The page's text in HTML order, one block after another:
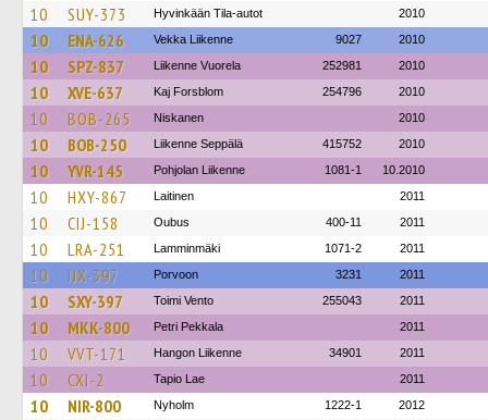
10 SUY-373 Hyvinkään Tila-autot 2010
10 ENA-626 Vekka Liikenne 9027 2010
10 SPZ-837 Liikenne Vuorela 252981 2010
10 XVE-637 Kaj Forsblom 254796 2010
10 BOB-265 Niskanen 2010
10 BOB-250 Liikenne Seppälä 415752 2010
10 YVR-145 Pohjolan Liikenne 1081-1 10.2010
10 HXY-867 Laitinen 2011
10 CIJ-158 Oubus 400-11 2011
10 LRA-251 Lamminmäki 1071-2 2011
10 IJX-397 Porvoon 3231 2011
10 SXY-397 Toimi Vento 255043 2011
10 MKK-800 Petri Pekkala 2011
10 VVT-171 Hangon Liikenne 34901 2011
10 CXI-2 Tapio Lae 2011
10 NIR-800 Nyholm 1222-1 2012